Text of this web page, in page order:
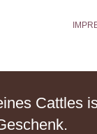
Cattles